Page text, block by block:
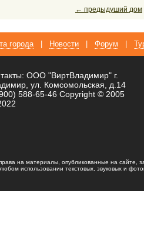
← предыдуший дом
города Новости Форум
ООО "ВиртВладимир" г.
ул. Комсомольская, д.14
588-65-46 Copyright © 2005
на материалы, опубликованные на сайте,
использовании текстовых, звуковых и